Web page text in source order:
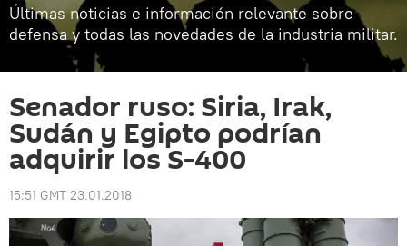
Últimas noticias e información relevante sobre
defensa y todas las novedades de la industria militar.
Senador ruso: Siria, Irak,
Sudán y Egipto podrían
adquirir los S-400
15:51 GMT 23.01.2018